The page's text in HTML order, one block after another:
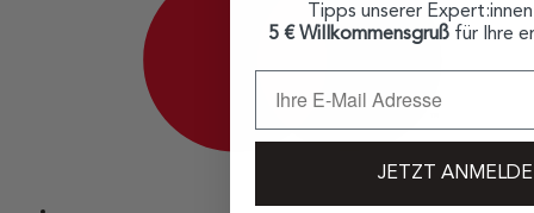
Tipps unserer
5 € Willkommensgrußfür Ihre
JETZT